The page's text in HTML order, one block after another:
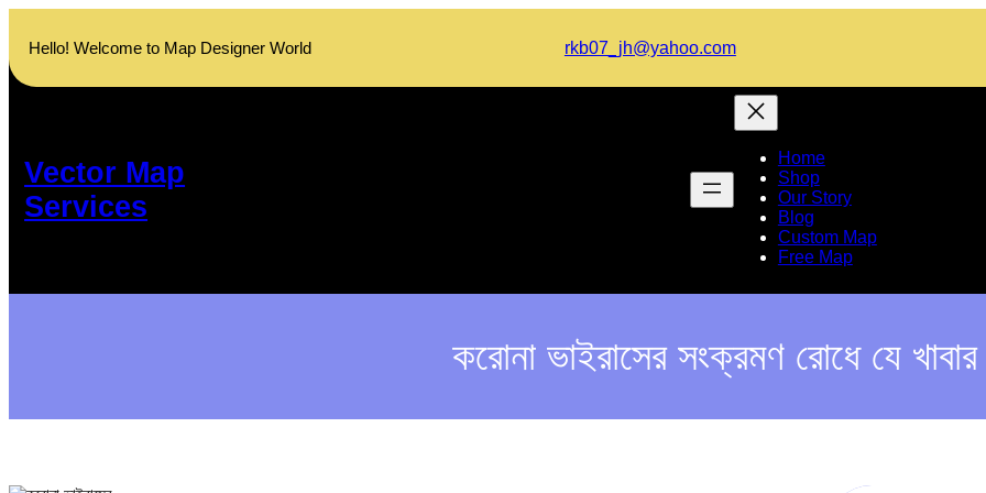
content
Hello! Welcome to Map Designer World rkb07_jh@yahoo.com
Vector Map
Services
Home
Shop
Our Story
Blog
Custom Map
Free Map
করোনা ভাইরাসের সংক্রমণ রোধে যে খাবার